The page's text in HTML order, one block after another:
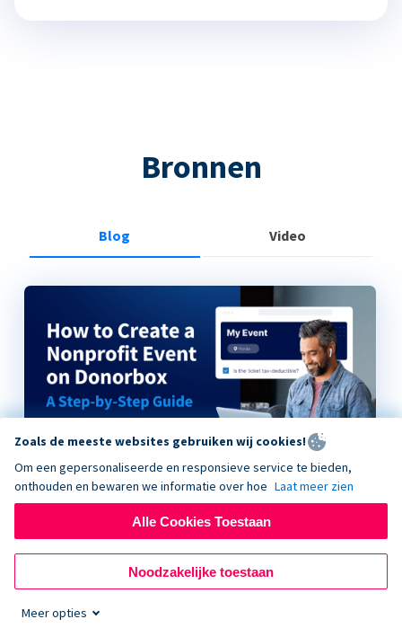
Bronnen
Blog Video
How to Create a Nonprofit Event on Donorbox
Zoals de meeste websites gebruiken wij cookies!
Om een gepersonaliseerde en responsieve service te bieden,
onthouden en bewaren we informatie over hoe Laat meer zien
Alle Cookies Toestaan
Noodzakelijke toestaan
Meer opties